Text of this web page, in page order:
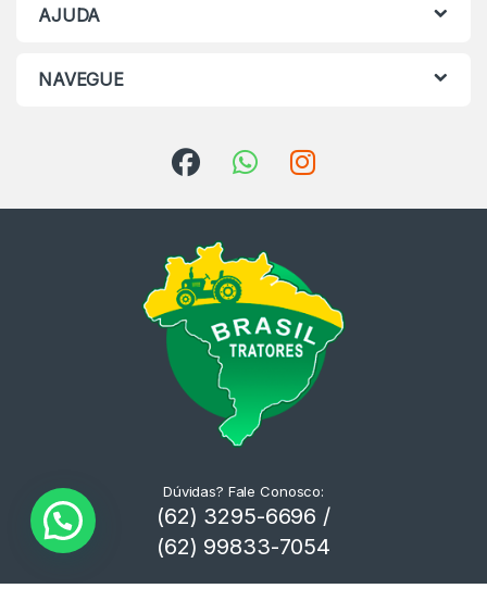
AJUDA
NAVEGUE
Dúvidas? Fale Conosco:
(62) 3295-6696 /
(62) 99833-7054